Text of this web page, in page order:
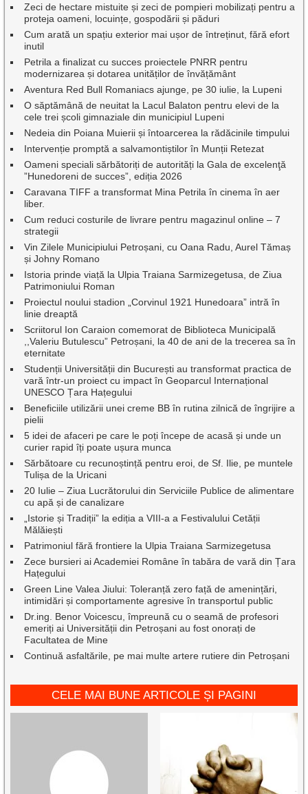
Zeci de hectare mistuite și zeci de pompieri mobilizați pentru a
proteja oameni, locuințe, gospodării și păduri
Cum arată un spațiu exterior mai ușor de întreținut, fără efort
inutil
Petrila a finalizat cu succes proiectele PNRR pentru
modernizarea și dotarea unităților de învățământ
Aventura Red Bull Romaniacs ajunge, pe 30 iulie, la Lupeni
O săptămână de neuitat la Lacul Balaton pentru elevi de la
cele trei școli gimnaziale din municipiul Lupeni
Nedeia din Poiana Muierii și întoarcerea la rădăcinile timpului
Intervenție promptă a salvamontiștilor în Munții Retezat
Oameni speciali sărbătoriți de autorități la Gala de excelenţă
”Hunedoreni de succes”, ediția 2026
Caravana TIFF a transformat Mina Petrila în cinema în aer
liber.
Cum reduci costurile de livrare pentru magazinul online – 7
strategii
Vin Zilele Municipiului Petroșani, cu Oana Radu, Aurel Tămaș
și Johny Romano
Istoria prinde viață la Ulpia Traiana Sarmizegetusa, de Ziua
Patrimoniului Roman
Proiectul noului stadion „Corvinul 1921 Hunedoara” intră în
linie dreaptă
Scriitorul Ion Caraion comemorat de Biblioteca Municipală
,,Valeriu Butulescu” Petroșani, la 40 de ani de la trecerea sa în
eternitate
Studenții Universității din București au transformat practica de
vară într-un proiect cu impact în Geoparcul Internațional
UNESCO Țara Hațegului
Beneficiile utilizării unei creme BB în rutina zilnică de îngrijire a
pielii
5 idei de afaceri pe care le poți începe de acasă și unde un
curier rapid îți poate ușura munca
Sărbătoare cu recunoștință pentru eroi, de Sf. Ilie, pe muntele
Tulișa de la Uricani
20 Iulie – Ziua Lucrătorului din Serviciile Publice de alimentare
cu apă și de canalizare
„Istorie și Tradiții” la ediția a VIII-a a Festivalului Cetății
Mălăiești
Patrimoniul fără frontiere la Ulpia Traiana Sarmizegetusa
Zece bursieri ai Academiei Române în tabăra de vară din Țara
Hațegului
Green Line Valea Jiului: Toleranță zero față de amenințări,
intimidări și comportamente agresive în transportul public
Dr.ing. Benor Voicescu, împreună cu o seamă de profesori
emeriți ai Universității din Petroșani au fost onorați de
Facultatea de Mine
Continuă asfaltările, pe mai multe artere rutiere din Petroșani
CELE MAI BUNE ARTICOLE ȘI PAGINI